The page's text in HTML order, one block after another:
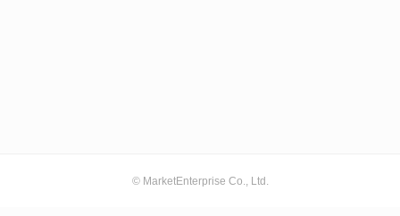
© MarketEnterprise Co., Ltd.